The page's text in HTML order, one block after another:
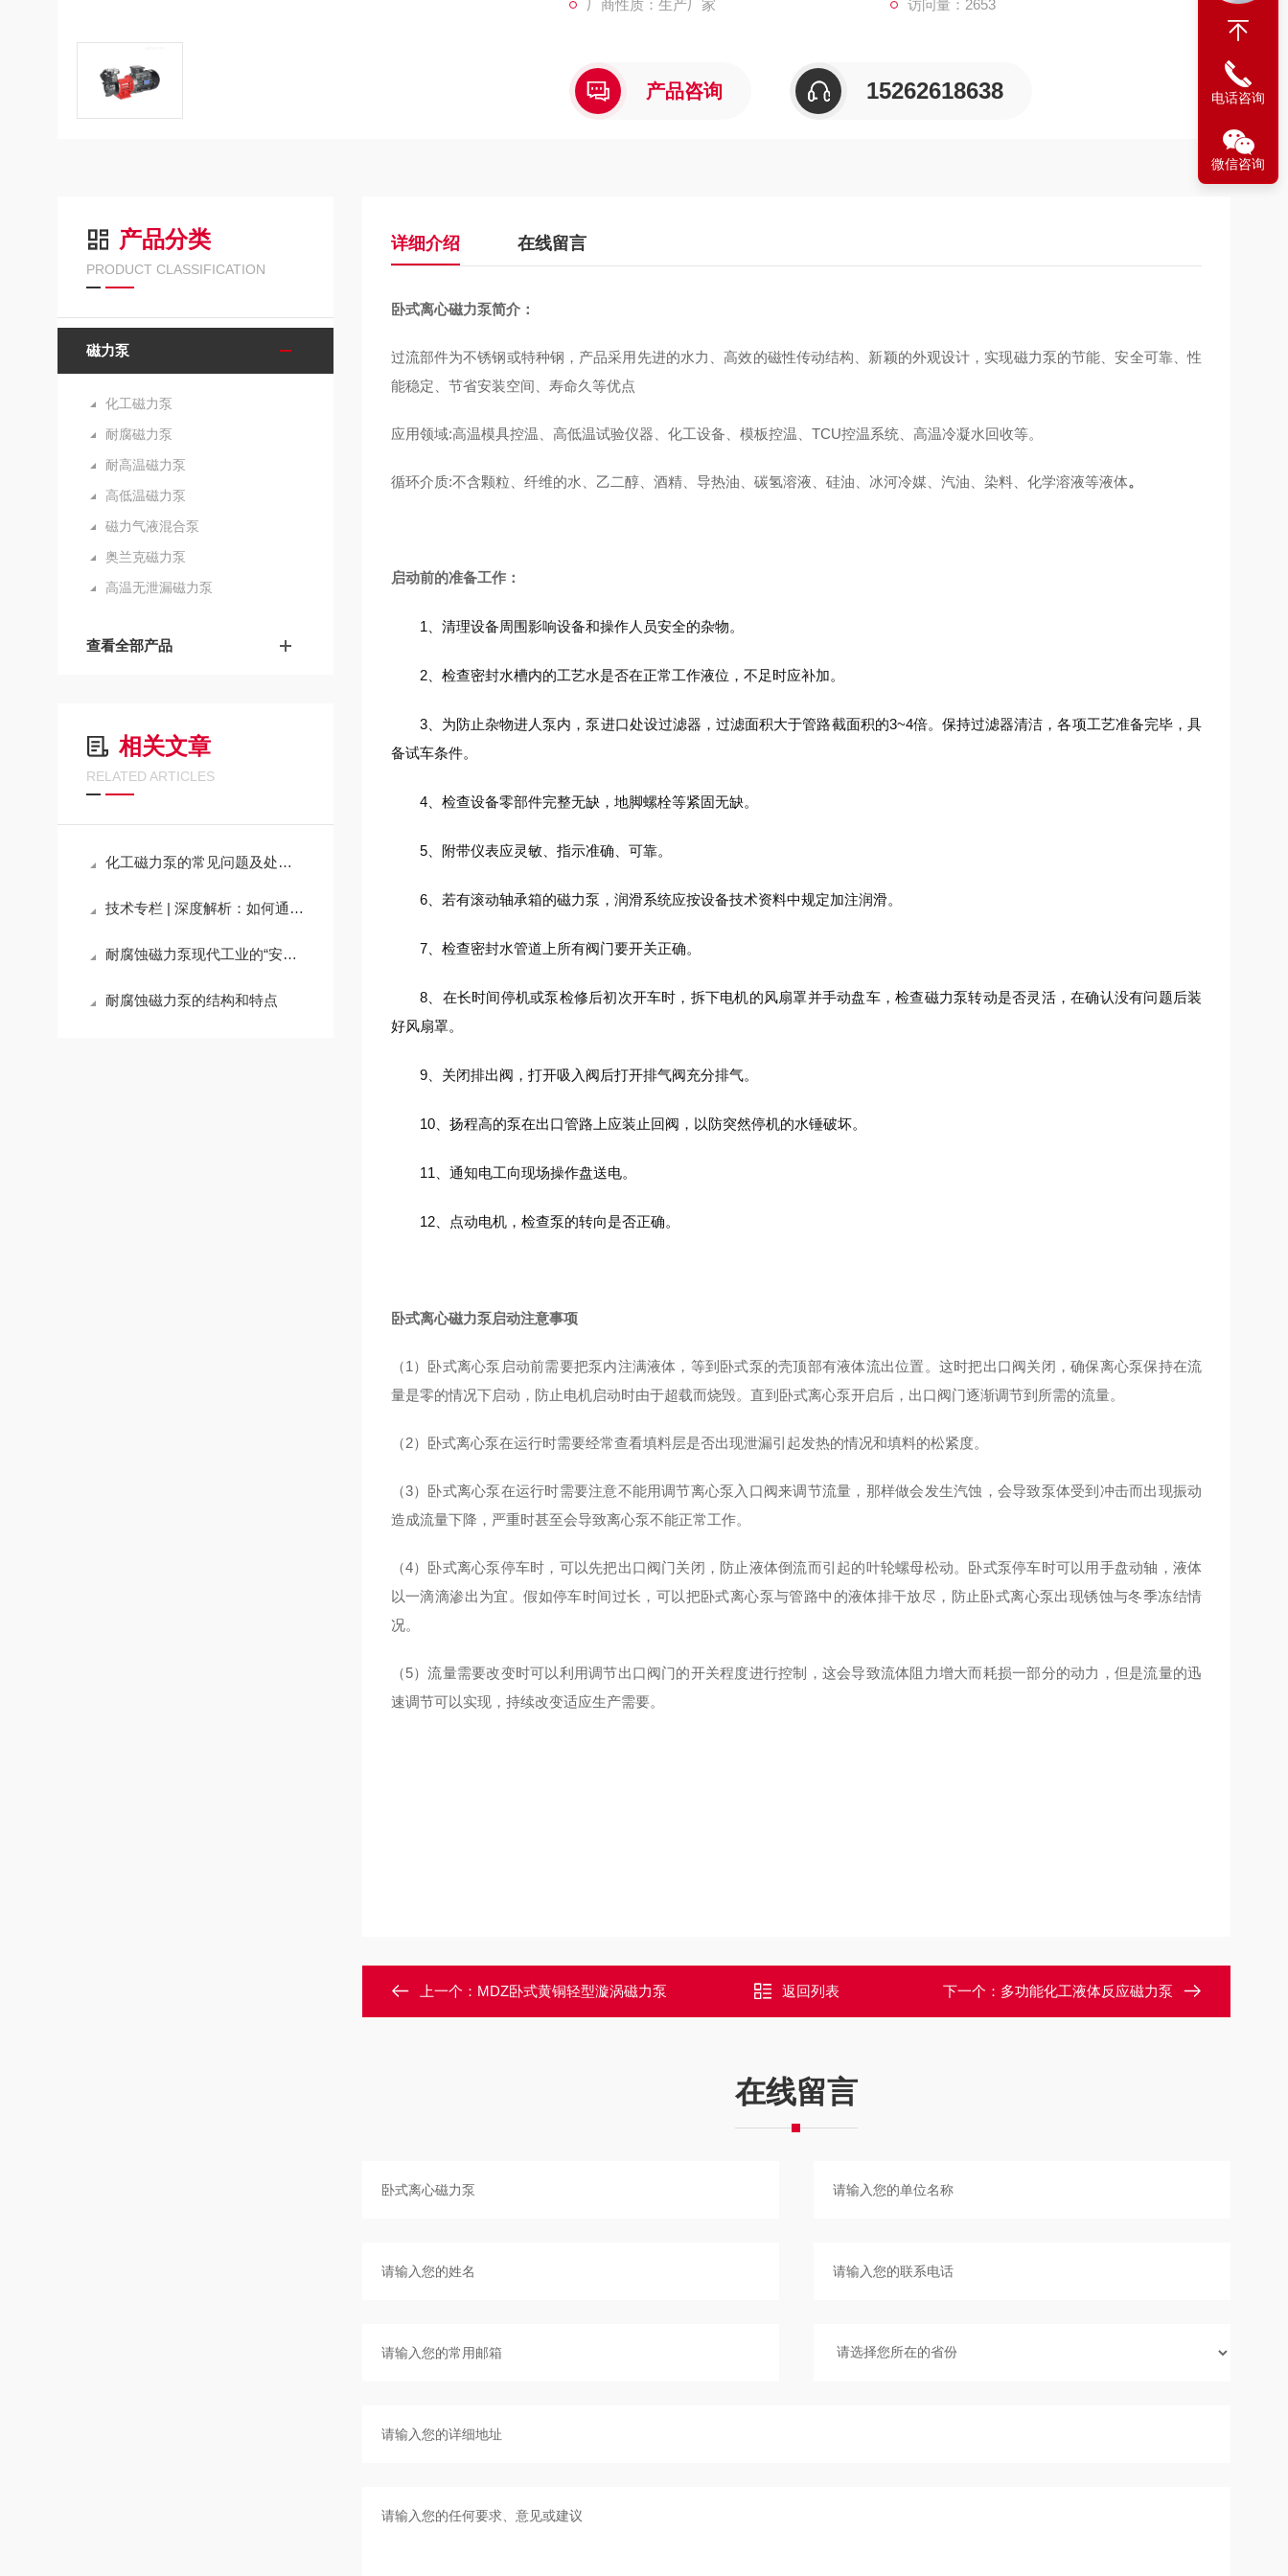
厂商性质：生产厂家 访问量：2653
产品咨询 15262618638
产品分类
PRODUCT CLASSIFICATION
磁力泵
化工磁力泵
耐腐磁力泵
耐高温磁力泵
高低温磁力泵
磁力气液混合泵
奥兰克磁力泵
高温无泄漏磁力泵
查看全部产品
相关文章
RELATED ARTICLES
化工磁力泵的常见问题及处理方式
技术专栏 | 深度解析：如何通过磁力泵实现化工流程的“零泄漏”与高可靠性运行
耐腐蚀磁力泵现代工业的“安全卫士”
耐腐蚀磁力泵的结构和特点
详细介绍 在线留言
卧式离心磁力泵简介：
过流部件为不锈钢或特种钢，产品采用先进的水力、高效的磁性传动结构、新颖的外观设计，实现磁力泵的节能、安全可靠、性
能稳定、节省安装空间、寿命久等优点
应用领域:高温模具控温、高低温试验仪器、化工设备、模板控温、TCU控温系统、高温冷凝水回收等。
循环介质:不含颗粒、纤维的水、乙二醇、酒精、导热油、碳氢溶液、硅油、冰河冷媒、汽油、染料、化学溶液等液体。
启动前的准备工作：
1、清理设备周围影响设备和操作人员安全的杂物。
2、检查密封水槽内的工艺水是否在正常工作液位，不足时应补加。
3、为防止杂物进人泵内，泵进口处设过滤器，过滤面积大于管路截面积的3~4倍。保持过滤器清洁，各项工艺准备完毕，具
备试车条件。
4、检查设备零部件完整无缺，地脚螺栓等紧固无缺。
5、附带仪表应灵敏、指示准确、可靠。
6、若有滚动轴承箱的磁力泵，润滑系统应按设备技术资料中规定加注润滑。
7、检查密封水管道上所有阀门要开关正确。
8、在长时间停机或泵检修后初次开车时，拆下电机的风扇罩并手动盘车，检查磁力泵转动是否灵活，在确认没有问题后装
好风扇罩。
9、关闭排出阀，打开吸入阀后打开排气阀充分排气。
10、扬程高的泵在出口管路上应装止回阀，以防突然停机的水锤破坏。
11、通知电工向现场操作盘送电。
12、点动电机，检查泵的转向是否正确。
卧式离心磁力泵启动注意事项
（1）卧式离心泵启动前需要把泵内注满液体，等到卧式泵的壳顶部有液体流出位置。这时把出口阀关闭，确保离心泵保持在流
量是零的情况下启动，防止电机启动时由于超载而烧毁。直到卧式离心泵开启后，出口阀门逐渐调节到所需的流量。
（2）卧式离心泵在运行时需要经常查看填料层是否出现泄漏引起发热的情况和填料的松紧度。
（3）卧式离心泵在运行时需要注意不能用调节离心泵入口阀来调节流量，那样做会发生汽蚀，会导致泵体受到冲击而出现振动
造成流量下降，严重时甚至会导致离心泵不能正常工作。
（4）卧式离心泵停车时，可以先把出口阀门关闭，防止液体倒流而引起的叶轮螺母松动。卧式泵停车时可以用手盘动轴，液体
以一滴滴渗出为宜。假如停车时间过长，可以把卧式离心泵与管路中的液体排干放尽，防止卧式离心泵出现锈蚀与冬季冻结情
况。
（5）流量需要改变时可以利用调节出口阀门的开关程度进行控制，这会导致流体阻力增大而耗损一部分的动力，但是流量的迅
速调节可以实现，持续改变适应生产需要。
上一个： MDZ卧式黄铜轻型漩涡磁力泵 返回列表 下一个： 多功能化工液体反应磁力泵
在线留言
电话咨询
微信咨询